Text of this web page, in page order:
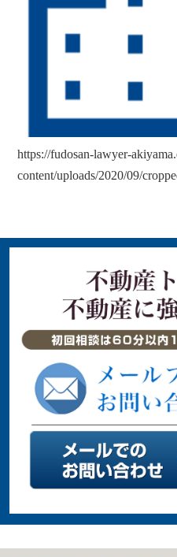
https://fudosan-lawyer-
content/uploads/2020/09/